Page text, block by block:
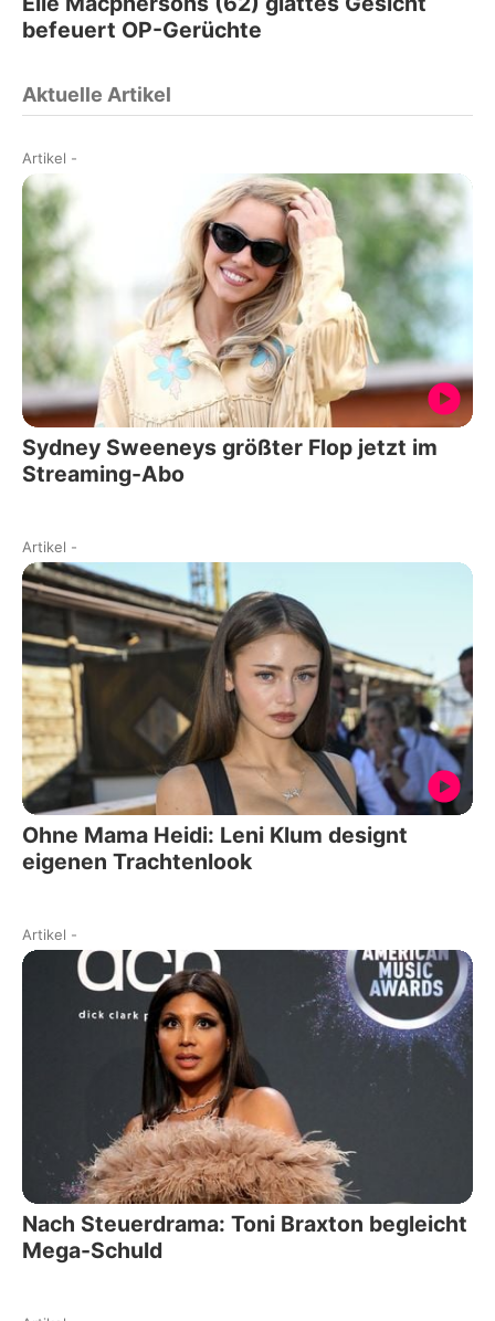
befeuert OP-Gerüchte
Aktuelle Artikel
Artikel -
Sydney Sweeneys größter Flop jetzt im
Streaming-Abo
Artikel -
Ohne Mama Heidi: Leni Klum designt
eigenen Trachtenlook
Artikel -
Nach Steuerdrama: Toni Braxton begleicht
Mega-Schuld